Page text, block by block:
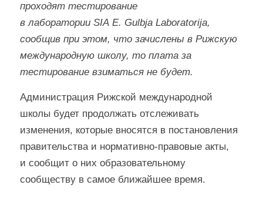
проходят тестирование
в лаборатории SIA E. Gulbja Laboratorija,
сообщив при этом, что зачислены в Рижскую
международную школу, то плата за
тестирование взиматься не будет.
Администрация Рижской международной
школы будет продолжать отслеживать
изменения, которые вносятся в постановления
правительства и нормативно-правовые акты,
и сообщит о них образовательному
сообществу в самое ближайшее время.